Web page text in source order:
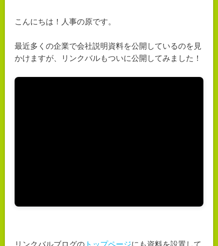
こんにちは！人事の原です。
最近多くの企業で会社説明資料を公開しているのを見
かけますが、リンクバルもついに公開してみました！